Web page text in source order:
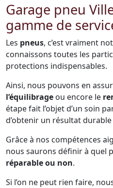
Garage pneu
gamme de
Les pneus, c’est vraiment
connaissons toutes les
protections indispensables.
Ainsi, nous pouvons en
l’équilibrage ou encore le
étape fait l’objet d’un soin
d’obtenir un résultat
Grâce à nos compétences
nous saurons définir à quel
réparable ou non.
Si l’on ne peut rien faire,